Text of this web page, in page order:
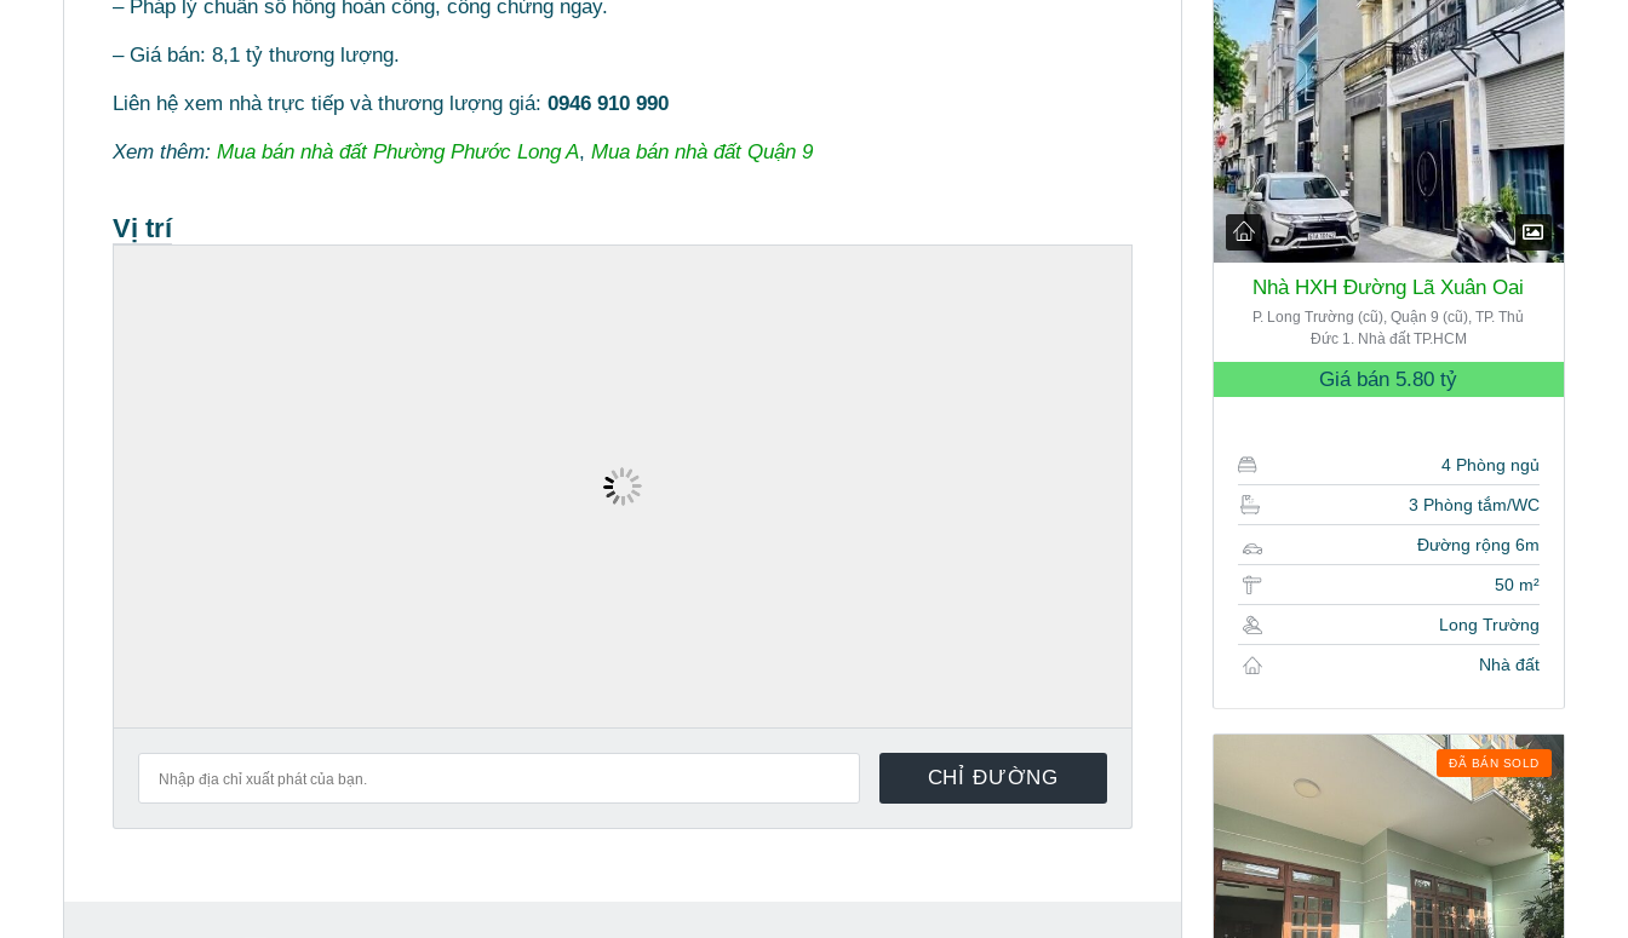
– Pháp lý chuẩn sổ hồng hoàn công, công chứng ngay.
– Giá bán: 8,1 tỷ thương lượng.
Liên hệ xem nhà trực tiếp và thương lượng giá: 0946 910 990
Xem thêm: Mua bán nhà đất Phường Phước Long A, Mua bán nhà đất Quận 9
Vị trí
Nhà HXH Đường Lã Xuân Oai
P. Long Trường (cũ), Quận 9 (cũ), TP. Thủ
Đức 1. Nhà đất TP.HCM
Giá bán 5.80 tỷ
4 Phòng ngủ
3 Phòng tắm/WC
Đường rộng 6m
50 m²
Long Trường
Nhà đất
ĐÃ BÁN SOLD